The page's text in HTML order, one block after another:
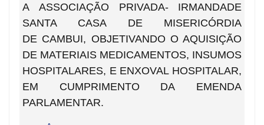
A ASSOCIAÇÃO PRIVADA- IRMANDADE
SANTA CASA DE MISERICÓRDIA
DE CAMBUI, OBJETIVANDO O AQUISIÇÃO
DE MATERIAIS MEDICAMENTOS, INSUMOS
HOSPITALARES, E ENXOVAL HOSPITALAR,
EM CUMPRIMENTO DA EMENDA
PARLAMENTAR.